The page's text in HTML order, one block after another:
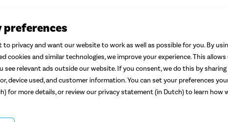
preferences
to privacy and want our website to work as well as possible for you. By
cookies and similar technologies, we improve your experience. This
see relevant ads outside our website. If you consent, we do this by
device used, and customer information. You can set your preferences
for more details, or review our privacy statement (in Dutch) to learn how